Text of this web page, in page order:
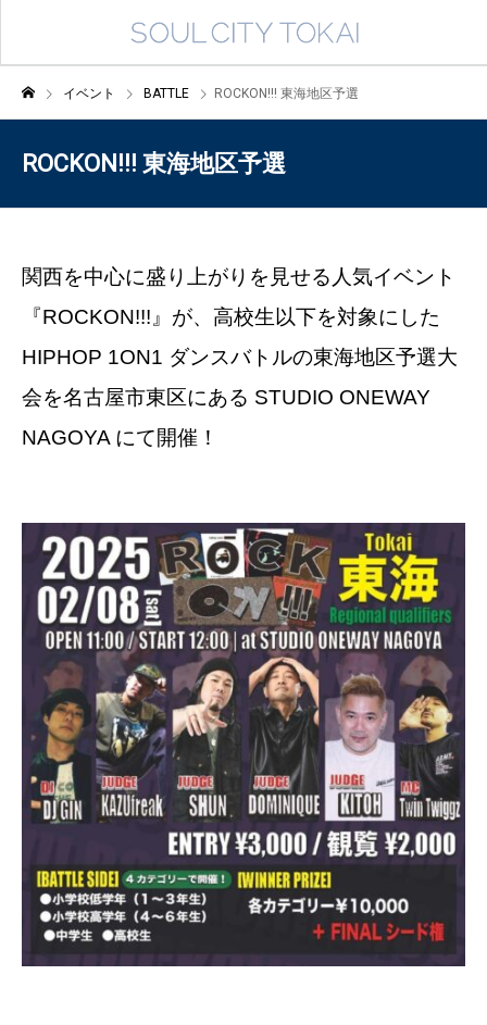
イベント BATTLE ROCKON!!! 東海地区予選
ROCKON!!! 東海地区予選
関西を中心に盛り上がりを見せる人気イベント
『ROCKON!!!』が、高校生以下を対象にした
HIPHOP 1ON1 ダンスバトルの東海地区予選大
会を名古屋市東区にある STUDIO ONEWAY
NAGOYA にて開催！